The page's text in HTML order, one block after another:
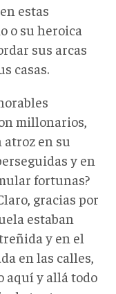
estas
o su heroica
sus arcas
casas.
millonarios,
en su
y en
fortunas?
gracias por
estaban
y en el
en las calles,
aquí y allá todo